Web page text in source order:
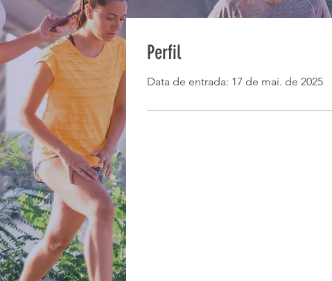
Perfil
Data de entrada: 17 de mai. de 2025